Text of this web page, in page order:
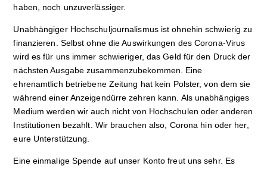
haben, noch unzuverlässiger.
Unabhängiger Hochschuljournalismus ist ohnehin schwierig zu
finanzieren. Selbst ohne die Auswirkungen des Corona-Virus
wird es für uns immer schwieriger, das Geld für den Druck der
nächsten Ausgabe zusammenzubekommen. Eine
ehrenamtlich betriebene Zeitung hat kein Polster, von dem sie
während einer Anzeigendürre zehren kann. Als unabhängiges
Medium werden wir auch nicht von Hochschulen oder anderen
Institutionen bezahlt. Wir brauchen also, Corona hin oder her,
eure Unterstützung.
Eine einmalige Spende auf unser Konto freut uns sehr. Es